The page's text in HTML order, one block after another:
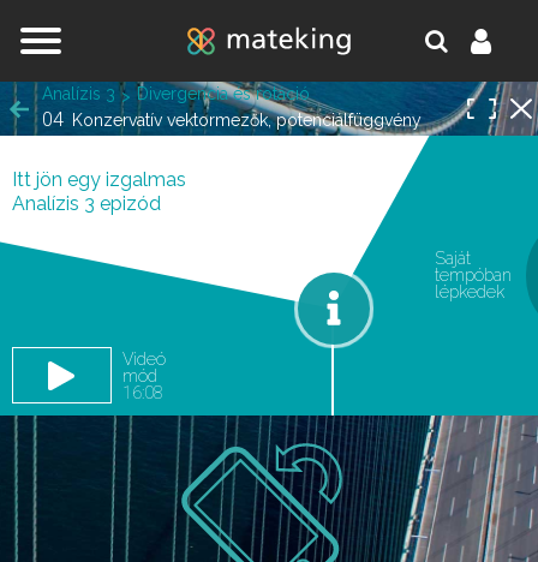
Analízis 3
Divergencia és rotáció
Konzervatív vektormezők, potenciálfüggvény
04
Itt jön egy izgalmas
Analízis 3 epizód
Videó
mód
16:08
Saját
tempóban
lépkedek